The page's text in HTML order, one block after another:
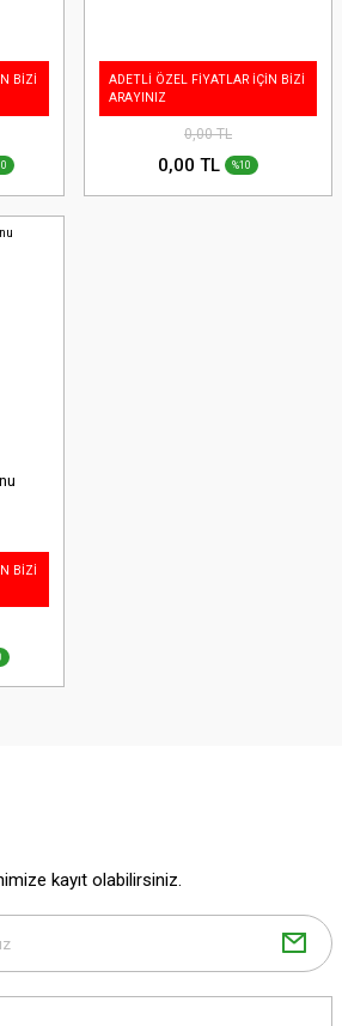
BİZİ
ADETLİ ÖZEL FİYATLAR İÇİN BİZİ
ARAYINIZ
0,00 TL
0,00 TL %10
BİZİ
kayıt olabilirsiniz.